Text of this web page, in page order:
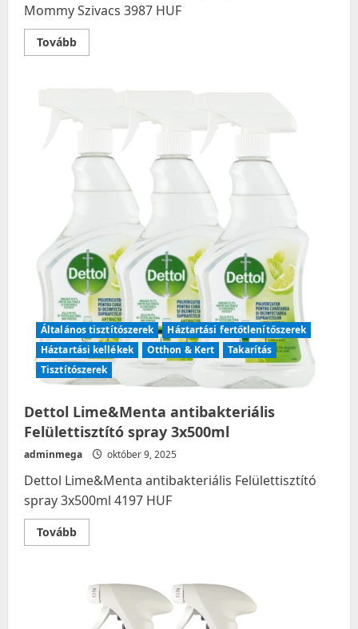
Mommy Szivacs 3987 HUF
TovábbRead
more
Háztartási
Ajándék
Szivacs
Általános tisztítószerek
Háztartási fertőtlenítőszerek
Háztartási kellékek
Otthon & Kert
Takarítás
Tisztítószerek
Dettol Lime&Menta antibakteriális
Felülettisztító spray 3x500ml
adminmega október 9, 2025
Dettol Lime&Menta antibakteriális Felülettisztító
spray 3x500ml 4197 HUF
TovábbRead
more
antibakteriális
Felülettisztító
spray
3x500ml